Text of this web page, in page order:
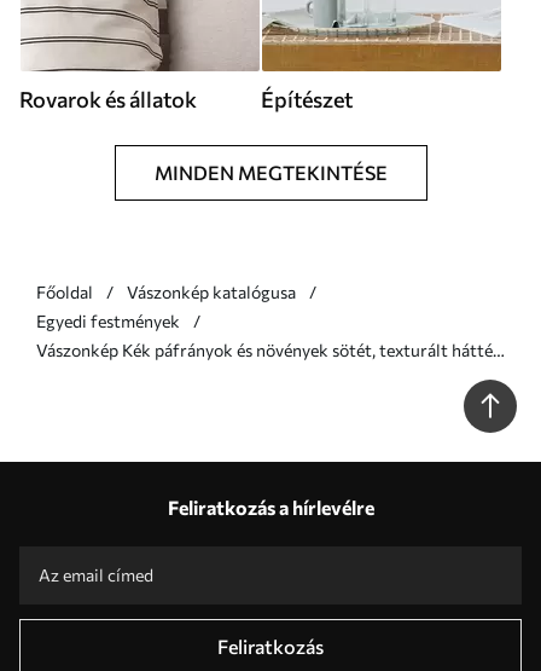
Rovarok és állatok Építészet
MINDEN MEGTEKINTÉSE
Főoldal
Vászonkép katalógusa
Egyedi festmények
Vászonkép Kék páfrányok és növények sötét, texturált háttér
előtt, a bonyolult részletekre összpontosítva, röntgenhatás
Feliratkozás a hírlevélre
Feliratkozás